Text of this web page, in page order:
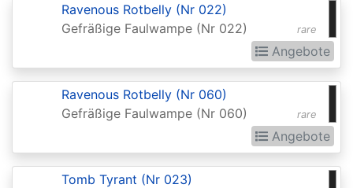
Commander
Commander
Commander
Commander
rare
Ravenous Rotbelly (Nr 022)
Gefräßige Faulwampe (Nr 022)
Angebote
rare
Ravenous Rotbelly (Nr 060)
Gefräßige Faulwampe (Nr 060)
Angebote
Tomb Tyrant (Nr 023)